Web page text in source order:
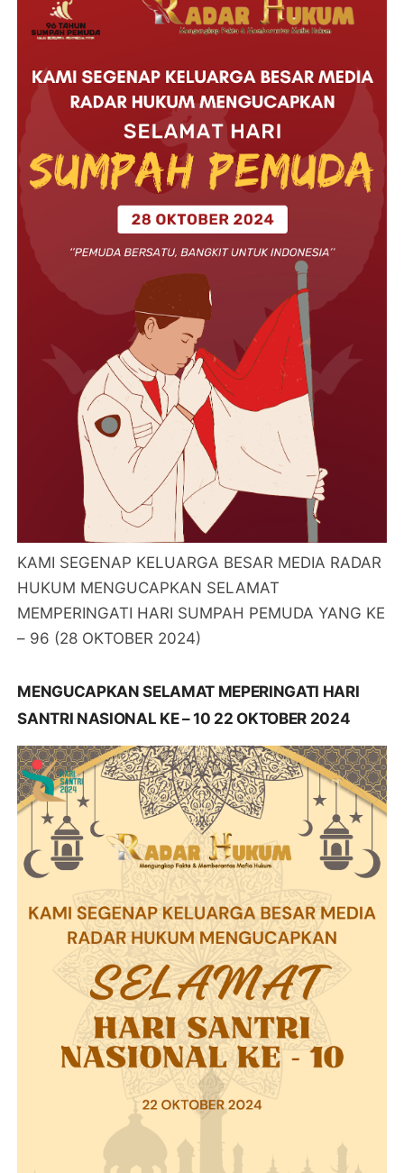
KAMI SEGENAP KELUARGA BESAR MEDIA RADAR
HUKUM MENGUCAPKAN SELAMAT
MEMPERINGATI HARI SUMPAH PEMUDA YANG KE
– 96 (28 OKTOBER 2024)
MENGUCAPKAN SELAMAT MEPERINGATI HARI
SANTRI NASIONAL KE – 10 22 OKTOBER 2024